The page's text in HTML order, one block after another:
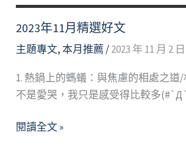
淺
談
壓
力
管
理
2023年11月精選好文
主題專文,本月推薦 /2023 年 11 月 2 日
1. 熱鍋上的螞蟻：與焦慮的相處之道/
不是愛哭，我只是感受得比較多
2023
閱讀全文 »